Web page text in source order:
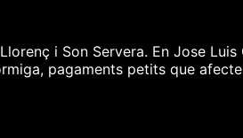
i Son Servera. En Jose
pagaments petits que